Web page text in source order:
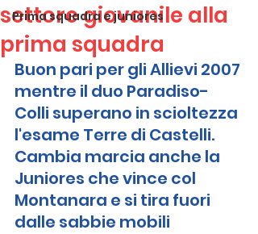
Prima squadra e juniores
settore giovanile alla
prima squadra
Buon pari per gli Allievi 2007
mentre il duo Paradiso-
Colli superano in scioltezza
l'esame Terre di Castelli.
Cambia marcia anche la
Juniores che vince col
Montanara e si tira fuori
dalle sabbie mobili